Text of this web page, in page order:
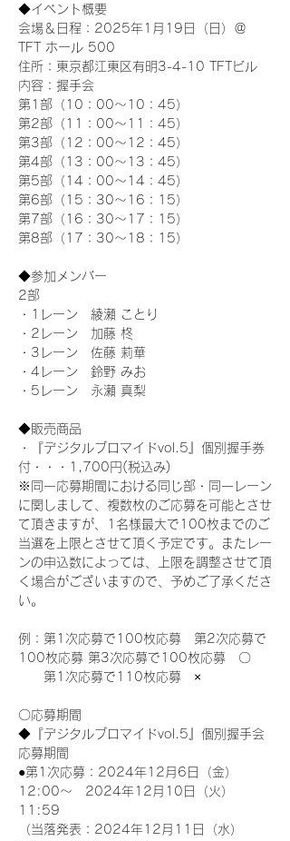
◆イベント概要
会場＆日程：2025年1月19日（日）＠
TFT ホール 500
住所：東京都江東区有明3-4-10 TFTビル
内容：握手会
第1部（10：00～10：45）
第2部（11：00～11：45）
第3部（12：00～12：45）
第4部（13：00～13：45）
第5部（14：00～14：45）
第6部（15：30～16：15）
第7部（16：30～17：15）
第8部（17：30～18：15）
◆参加メンバー
2部
・1レーン　綾瀬 ことり
・2レーン　加藤 柊
・3レーン　佐藤 莉華
・4レーン　鈴野 みお
・5レーン　永瀬 真梨
◆販売商品
・『デジタルブロマイドvol.5』個別握手券
付・・・1,700円(税込み)
※同一応募期間における同じ部・同一レーン
に関しまして、複数枚のご応募を可能とさせ
て頂きますが、1名様最大で100枚までのご
当選を上限とさせて頂く予定です。またレー
ンの申込数によっては、上限を調整させて頂
く場合がございますので、予めご了承くださ
い。
例：第1次応募で100枚応募　第2次応募で
100枚応募 第3次応募で100枚応募　〇
第1次応募で110枚応募　×
〇応募期間
◆『デジタルブロマイドvol.5』個別握手会
応募期間
●第1次応募：2024年12月6日（金）
12:00～　2024年12月10日（火）
11:59
（当落発表：2024年12月11日（水）